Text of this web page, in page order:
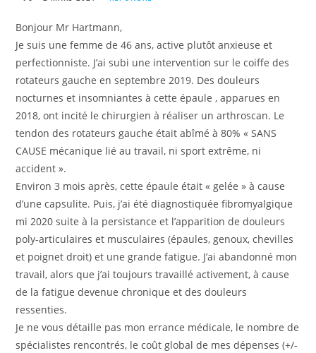
Bonjour Mr Hartmann,
Je suis une femme de 46 ans, active plutôt anxieuse et
perfectionniste. J’ai subi une intervention sur le coiffe des
rotateurs gauche en septembre 2019. Des douleurs
nocturnes et insomniantes à cette épaule , apparues en
2018, ont incité le chirurgien à réaliser un arthroscan. Le
tendon des rotateurs gauche était abîmé à 80% « SANS
CAUSE mécanique lié au travail, ni sport extrême, ni
accident ».
Environ 3 mois après, cette épaule était « gelée » à cause
d’une capsulite. Puis, j’ai été diagnostiquée fibromyalgique
mi 2020 suite à la persistance et l’apparition de douleurs
poly-articulaires et musculaires (épaules, genoux, chevilles
et poignet droit) et une grande fatigue. J’ai abandonné mon
travail, alors que j’ai toujours travaillé activement, à cause
de la fatigue devenue chronique et des douleurs
ressenties.
Je ne vous détaille pas mon errance médicale, le nombre de
spécialistes rencontrés, le coût global de mes dépenses (+/-